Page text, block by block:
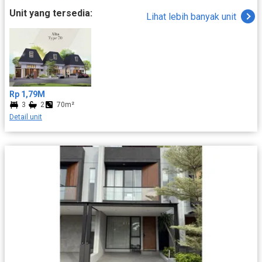
Cibadak merupakan area yang berada di Sukamakmur, Bogor.
Dulunya, Cibadak merupakan bagian dari Pabuaran, tetapi sejak
1976 mereka memilih untuk membangun pemerintahan desa
sendiri. Cibadak maju di bidang infrastruktur sehingga mobilitas
semakin mudah. Selain itu, sumber mata pencaharian utama
mereka yang berupa pertanian, kini juga sudah berkembang
sehingga perekonomiannya terus naik. Kedua hal tersebut
berimbas ke pencarian properti yang langsung melonjak naik.
Banyak developer berbondong-bondong mengunjungi Cibadak
untuk membangun proyek mereka, salah satunya adalah PT
Bogor. Merupakan sebuah perumahan berkonsep cluster yang
lokasinya berada di Tanah Sereal, Jawa Barat. Jika melakukan
kunjungan, Anda akan disambut oleh ruas jalanan yang memiliki
luas cukup lebar. Di setiap sisi jalan terdapat pohon-pohon
rindang. Selain itu, terdapat taman-taman sehingga lingkungan
akan terasa sejuk. Alamat Perumahan Bukit Cimanggu City
Bogor Jl. Bukit Cimanggu Villa No.16-17, RT.01/RW.10,
Mekarwangi, Kec. Tanah Sereal, Kota Bogor, Jawa Barat Harga
Jual Rumah di Bukit Cimanggu City Bogor Rata-rata harga
rumah dijual di Bukit Cimanggu City Bogor ternyata cukup
reasonable, tercatat rata-rata harga rumah di sana dibanderol
Unit yang tersedia:
Lihat lebih banyak unit
Rp 1,79M
3 2
70m²
Detail unit